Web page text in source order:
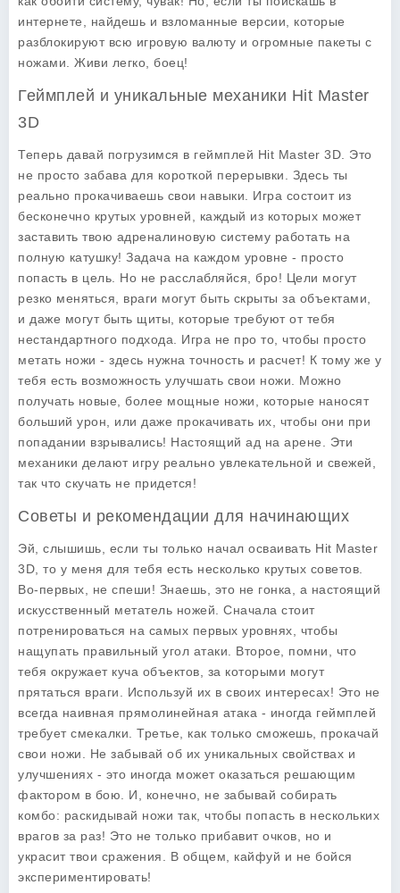
интернете, найдешь и взломанные версии, которые
разблокируют всю игровую валюту и огромные пакеты с
ножами. Живи легко, боец!
Геймплей и уникальные механики Hit Master
3D
Теперь давай погрузимся в геймплей Hit Master 3D. Это
не просто забава для короткой перерывки. Здесь ты
реально прокачиваешь свои навыки. Игра состоит из
бесконечно крутых уровней, каждый из которых может
заставить твою адреналиновую систему работать на
полную катушку! Задача на каждом уровне - просто
попасть в цель. Но не расслабляйся, бро! Цели могут
резко меняться, враги могут быть скрыты за объектами,
и даже могут быть щиты, которые требуют от тебя
нестандартного подхода. Игра не про то, чтобы просто
метать ножи - здесь нужна точность и расчет! К тому же у
тебя есть возможность улучшать свои ножи. Можно
получать новые, более мощные ножи, которые наносят
больший урон, или даже прокачивать их, чтобы они при
попадании взрывались! Настоящий ад на арене. Эти
механики делают игру реально увлекательной и свежей,
так что скучать не придется!
Советы и рекомендации для начинающих
Эй, слышишь, если ты только начал осваивать Hit Master
3D, то у меня для тебя есть несколько крутых советов.
Во-первых, не спеши! Знаешь, это не гонка, а настоящий
искусственный метатель ножей. Сначала стоит
потренироваться на самых первых уровнях, чтобы
нащупать правильный угол атаки. Второе, помни, что
тебя окружает куча объектов, за которыми могут
прятаться враги. Используй их в своих интересах! Это не
всегда наивная прямолинейная атака - иногда геймплей
требует смекалки. Третье, как только сможешь, прокачай
свои ножи. Не забывай об их уникальных свойствах и
улучшениях - это иногда может оказаться решающим
фактором в бою. И, конечно, не забывай собирать
комбо: раскидывай ножи так, чтобы попасть в нескольких
врагов за раз! Это не только прибавит очков, но и
украсит твои сражения. В общем, кайфуй и не бойся
экспериментировать!